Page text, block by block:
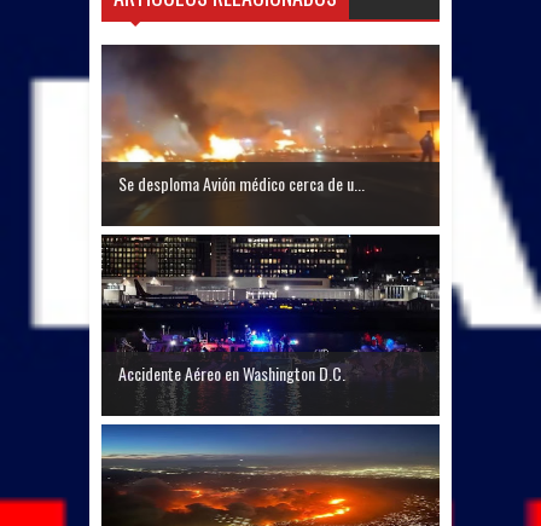
Se desploma Avión médico cerca de u...
Accidente Aéreo en Washington D.C.